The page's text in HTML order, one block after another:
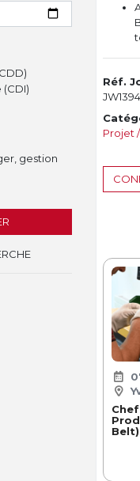
gestion
Réf.
Projet
Belt)